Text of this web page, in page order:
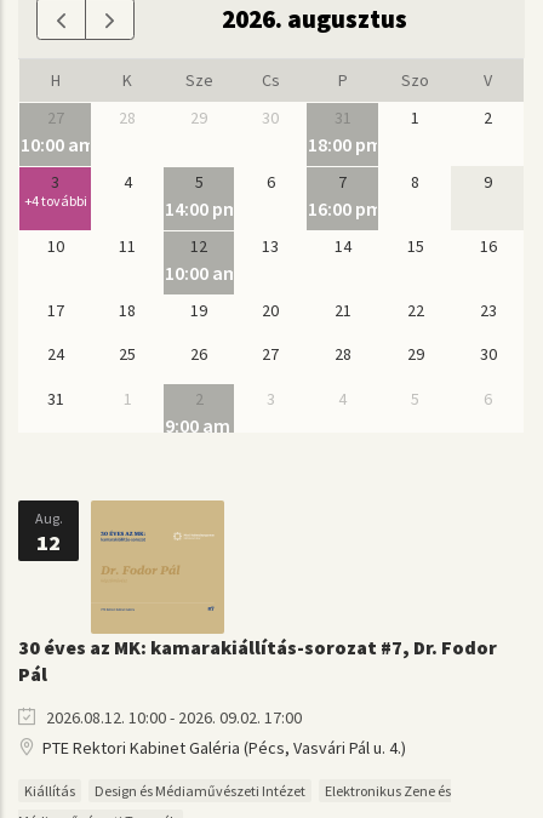
2026. augusztus
H K Sze Cs P Szo
V
27
28 29 30 31 1 2
10:00 am 18:00 pm
3 4 5 6 7 8 9
+4 további 14:00 pm Vasarely pihenősziget az Ördögkatlan
16:00 pm
10 11 12 13 14 15 16
10:00 am
17 18 19 20 21 22 23
24 25 26 27 28 29 30
31 1 2 3 4 5 6
9:00 am
Aug.
12
30 éves az MK: kamarakiállítás-sorozat #7, Dr. Fodor
Pál
2026.08.12. 10:00 - 2026. 09.02. 17:00
PTE Rektori Kabinet Galéria (Pécs, Vasvári Pál u. 4.)
Kiállítás Design és Médiaművészeti Intézet
Elektronikus Zene és